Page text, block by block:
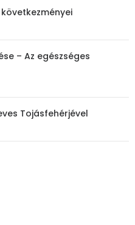
– Az egészséges
Tojásfehérjével